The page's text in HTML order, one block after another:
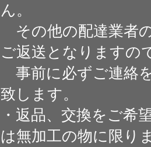
ん。
その他の配達業者
ご返送となりますの
事前に必ずご連絡
致します。
・返品、交換をご希
は無加工の物に限り